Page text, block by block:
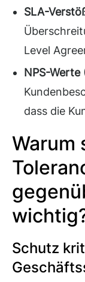
SLA-
Level
NPS-
dass die
Warum
Schutz